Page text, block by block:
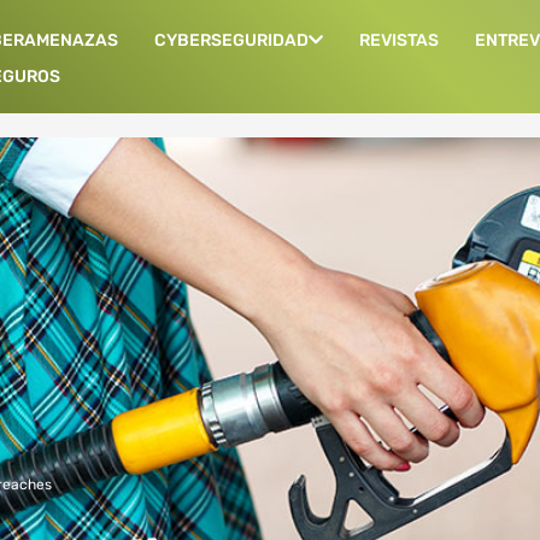
CYBERSEGURIDAD REVISTAS